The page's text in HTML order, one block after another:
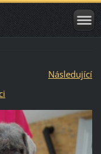
Následující